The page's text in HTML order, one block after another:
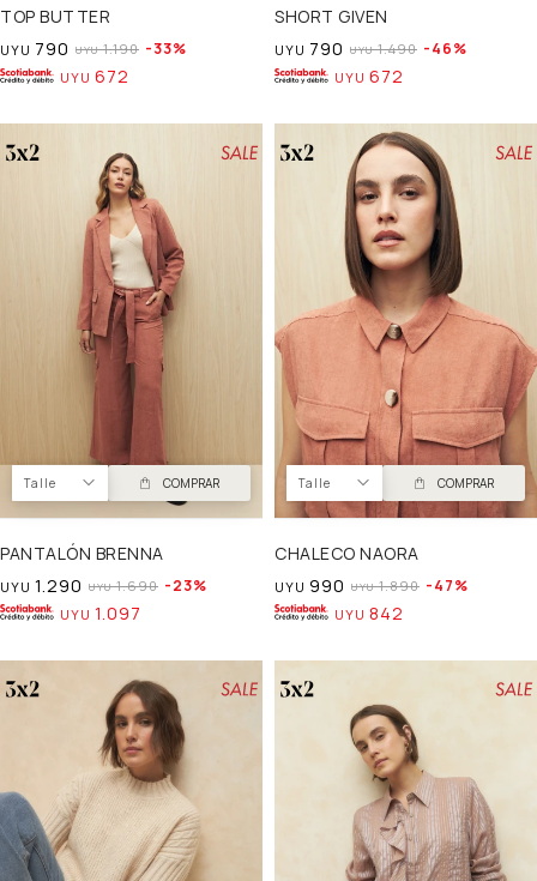
TOP BUTTER
UYU 790 UYU 1.190 33
UYU 672
SHORT GIVEN
UYU 790 UYU 1.490 46
UYU 672
Talle COMPRAR
PANTALÓN BRENNA
UYU 1.290 UYU 1.690 23
UYU 1.097
Talle COMPRAR
CHALECO NAORA
UYU 990 UYU 1.890 47
UYU 842